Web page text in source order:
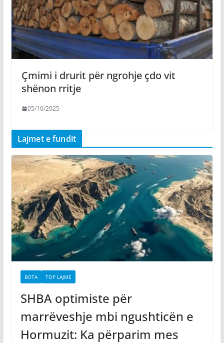
Çmimi i drurit për ngrohje çdo vit
shënon rritje
05/10/2025
Lajmet e fundit
BOTA TOP LAJME
SHBA optimiste për
marrëveshje mbi ngushticën e
Hormuzit: Ka përparim mes